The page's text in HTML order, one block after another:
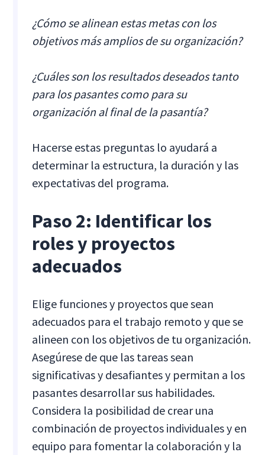
¿Cómo se alinean estas metas con los
objetivos más amplios de su organización?
¿Cuáles son los resultados deseados tanto
para los pasantes como para su
organización al final de la pasantía?
Hacerse estas preguntas lo ayudará a
determinar la estructura, la duración y las
expectativas del programa.
Paso 2: Identificar los
roles y proyectos
adecuados
Elige funciones y proyectos que sean
adecuados para el trabajo remoto y que se
alineen con los objetivos de tu organización.
Asegúrese de que las tareas sean
significativas y desafiantes y permitan a los
pasantes desarrollar sus habilidades.
Considera la posibilidad de crear una
combinación de proyectos individuales y en
equipo para fomentar la colaboración y la